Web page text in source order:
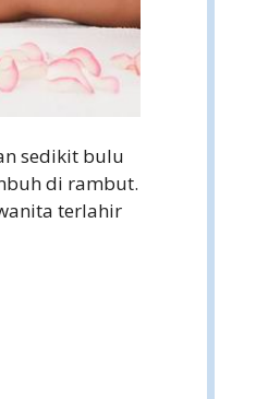
sedikit bulu
di rambut.
terlahir